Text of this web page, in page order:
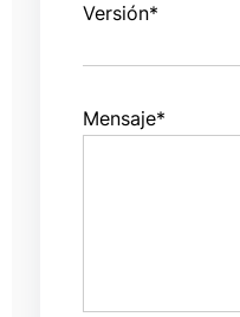
Versión*
Mensaje*